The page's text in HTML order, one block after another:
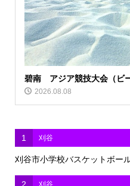
碧南 アジア競技大会（ビ
2026.08.08
1 刈谷
刈谷市小学校バスケットボー
刈谷